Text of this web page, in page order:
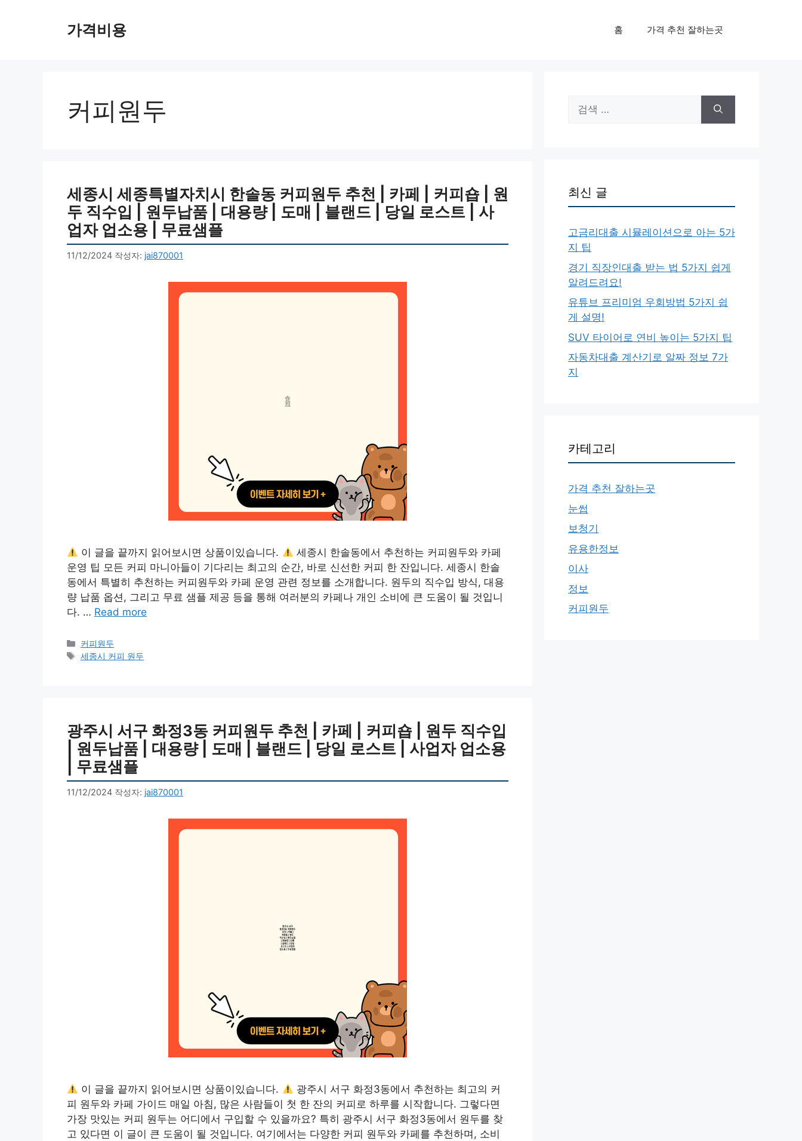
가격비용 홈 가격 추천 잘하는곳
커피원두
세종시 세종특별자치시 한솔동 커피원두 추천 | 카페 | 커피숍 | 원
두 직수입 | 원두납품 | 대용량 | 도매 | 블랜드 | 당일 로스트 | 사
업자 업소용 | 무료샘플
11/12/2024 작성자: jai870001
이 글을 끝까지 읽어보시면 상품이있습니다.
세종시 한솔동에서 추천하는 커피원두와 카페
운영 팁 모든 커피 마니아들이 기다리는 최고의 순간, 바로 신선한 커피 한 잔입니다. 세종시 한솔
동에서 특별히 추천하는 커피원두와 카페 운영 관련 정보를 소개합니다. 원두의 직수입 방식, 대용
량 납품 옵션, 그리고 무료 샘플 제공 등을 통해 여러분의 카페나 개인 소비에 큰 도움이 될 것입니
다. … Read more
카
테
커피원두
태
세종시 커피 원두
광주시 서구 화정3동 커피원두 추천 | 카페 | 커피숍 | 원두 직수입
| 원두납품 | 대용량 | 도매 | 블랜드 | 당일 로스트 | 사업자 업소용
| 무료샘플
11/12/2024 작성자: jai870001
이 글을 끝까지 읽어보시면 상품이있습니다.
광주시 서구 화정3동에서 추천하는 최고의 커
피 원두와 카페 가이드 매일 아침, 많은 사람들이 첫 한 잔의 커피로 하루를 시작합니다. 그렇다면
가장 맛있는 커피 원두는 어디에서 구입할 수 있을까요? 특히 광주시 서구 화정3동에서 원두를 찾
고 있다면 이 글이 큰 도움이 될 것입니다. 여기에서는 다양한 커피 원두와 카페를 추천하며, 소비
색:
최신 글
고금리대출 시뮬레이션으로 아는 5가
지 팁
경기 직장인대출 받는 법 5가지 쉽게
알려드려요!
유튜브 프리미엄 우회방법 5가지 쉽
게 설명!
SUV 타이어로 연비 높이는 5가지 팁
자동차대출 계산기로 알짜 정보 7가
지
카테고리
가격 추천 잘하는곳
눈썹
보청기
유용한정보
이사
정보
커피원두